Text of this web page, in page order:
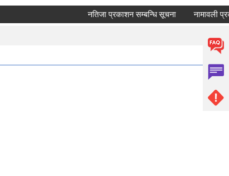
नतिजा प्रकाशन सम्बन्धि सूचना नामावली